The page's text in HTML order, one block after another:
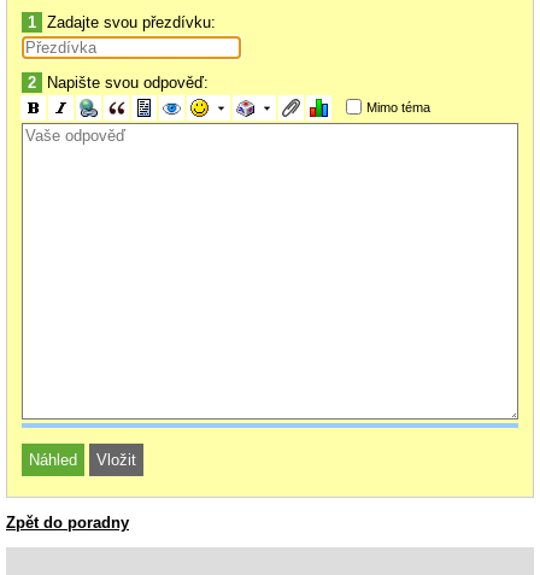
1 Zadajte svou přezdívku:
2 Napište svou odpověď:
Mimo téma
Zpět do poradny